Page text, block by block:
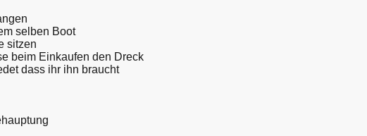
selben Boot
sitzen
beim Einkaufen den Dreck
dass ihr ihn braucht